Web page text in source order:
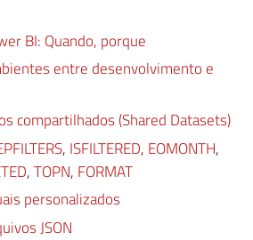
BI: Quando, porque
entre desenvolvimento e
compartilhados (Shared Datasets)
, ISFILTERED, EOMONTH,
,TOPN, FORMAT
personalizados
JSON